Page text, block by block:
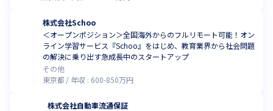
株式会社Schoo
＜オープンポジション＞全国海外からのフルリモート可能！オン
ライン学習サービス『Schoo』をはじめ、教育業界から社会問題
の解決に乗り出す急成長中のスタートアップ
その他
東京都
年収 : 600-850万円
株式会社自動車流通保証